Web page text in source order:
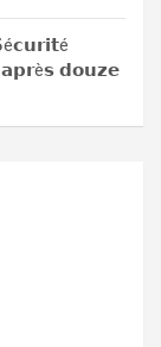
𝗮𝗽𝗿è𝘀 𝗱𝗼𝘂𝘇𝗲